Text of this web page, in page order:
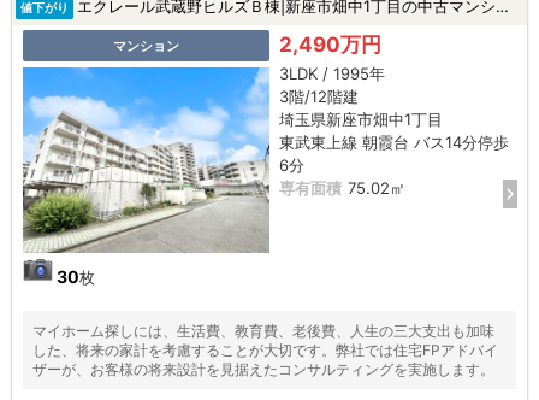
値下がり エクレール武蔵野ヒルズＢ棟|新座市畑中1丁目の中古マンション
マンション
30枚
2,490万円
3LDK / 1995年
3階/12階建
埼玉県新座市畑中1丁目
東武東上線 朝霞台 バス14分停歩
6分
専有面積 75.02㎡
マイホーム探しには、生活費、教育費、老後費、人生の三大支出も加味
した、将来の家計を考慮することが大切です。弊社では住宅FPアドバイ
ザーが、お客様の将来設計を見据えたコンサルティングを実施します。